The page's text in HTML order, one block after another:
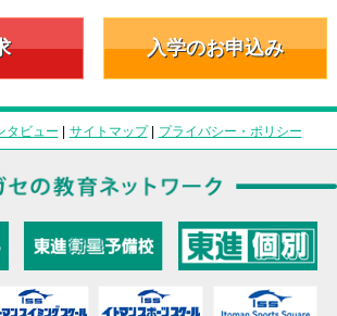
入学のお申込み
タビュー | サイトマップ| プライバシー・ポリシー